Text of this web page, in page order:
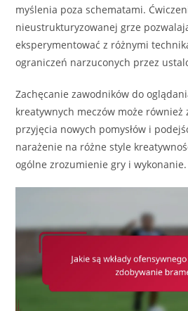
myślenia poza schematami.
nieustrukturyzowanej grze
eksperymentować z różnymi
ograniczeń narzuconych przez
Zachęcanie zawodników do
kreatywnych meczów może
przyjęcia nowych pomysłów i
narażenie na różne style
ogólne zrozumienie gry i wykonanie.